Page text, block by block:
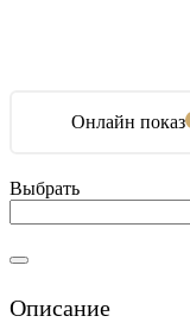
Онлайн показ
Выбрать
Описание